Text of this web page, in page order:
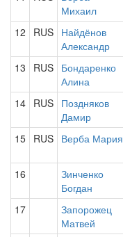
Михаил
12 RUS Найдёнов
Александр
13 RUS Бондаренко
Алина
14 RUS Поздняков
Дамир
15 RUS Верба Мария
16
Зинченко
Богдан
17
Запорожец
Матвей